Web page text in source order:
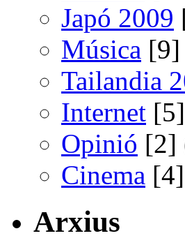
Japó 2009
Música [9]
Tailandia
Internet
Opinió [2]
Cinema
Arxius